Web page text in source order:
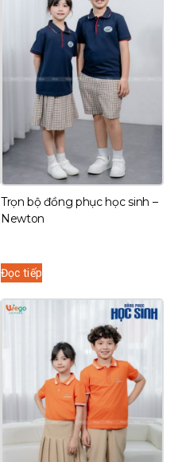
Trọn bộ đồng phục học sinh –
Newton
Đọc tiếp